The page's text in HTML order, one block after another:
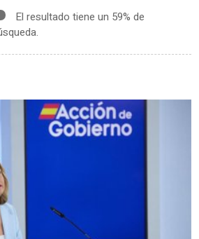
El resultado tiene un 59% de